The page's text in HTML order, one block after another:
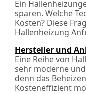
Ein
sparen. Welche
Kosten? Diese
Hallenheizung
Hersteller und
Eine Reihe von
sehr moderne
denn das
Kosteneffizient